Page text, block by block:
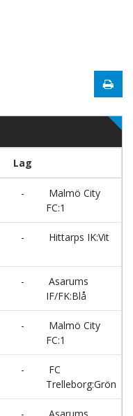
Lag
-
Malmö City
FC:1
-
Hittarps IK:Vit
-
Asarums
IF/FK:Blå
-
Malmö City
FC:1
-
FC
Trelleborg:Grön